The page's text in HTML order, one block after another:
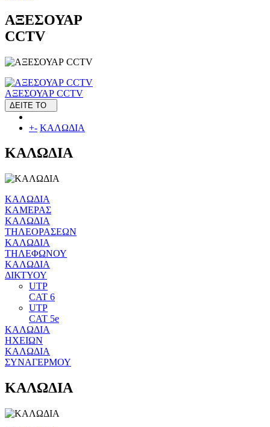
ΑΞΕΣΟΥΑΡ
CCTV
ΑΞΕΣΟΥΑΡ CCTV
ΔΕΙΤΕ ΤΟ
+- ΚΑΛΩΔΙΑ
ΚΑΛΩΔΙΑ
ΚΑΛΩΔΙΑ
ΚΑΜΕΡΑΣ
ΚΑΛΩΔΙΑ
ΤΗΛΕΟΡΑΣΕΩΝ
ΚΑΛΩΔΙΑ
ΤΗΛΕΦΩΝΟΥ
ΚΑΛΩΔΙΑ
ΔΙΚΤΥΟΥ
UTP
CAT 6
UTP
CAT 5e
ΚΑΛΩΔΙΑ
ΗΧΕΙΩΝ
ΚΑΛΩΔΙΑ
ΣΥΝΑΓΕΡΜΟΥ
ΚΑΛΩΔΙΑ